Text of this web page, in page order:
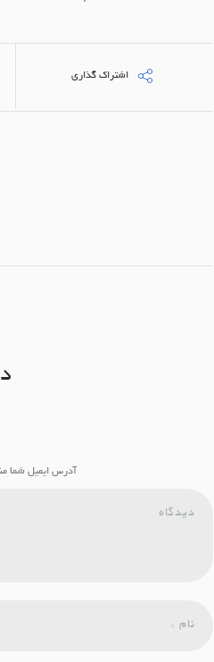
اشتراک گذاری
آدرس ایمیل شما